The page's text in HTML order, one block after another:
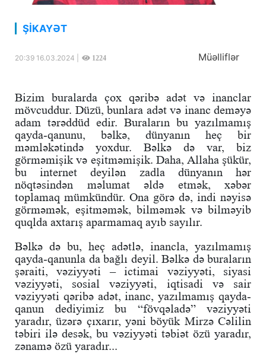
ŞİKAYƏT
20:39 16.03.2024 | 1224 Müəlliflər
Bizim buralarda çox qəribə adət və inanclar
mövcuddur. Düzü, bunlara adət və inanc deməyə
adam tərəddüd edir. Buraların bu yazılmamış
qayda-qanunu, bəlkə, dünyanın heç bir
məmləkətində yoxdur. Bəlkə də var, biz
görməmişik və eşitməmişik. Daha, Allaha şükür,
bu internet deyilən zadla dünyanın hər
nöqtəsindən məlumat əldə etmək, xəbər
toplamaq mümkündür. Ona görə də, indi nəyisə
görməmək, eşitməmək, bilməmək və bilməyib
quqlda axtarış aparmamaq ayıb sayılır.
Bəlkə də bu, heç adətlə, inancla, yazılmamış
qayda-qanunla da bağlı deyil. Bəlkə də buraların
şəraiti, vəziyyəti – ictimai vəziyyəti, siyasi
vəziyyəti, sosial vəziyyəti, iqtisadi və sair
vəziyyəti qəribə adət, inanc, yazılmamış qayda-
qanun dediyimiz bu “fövqəladə” vəziyyəti
yaradır, üzərə çıxarır, yəni böyük Mirzə Cəlilin
təbiri ilə desək, bu vəziyyəti təbiət özü yaradır,
zənamə özü yaradır...